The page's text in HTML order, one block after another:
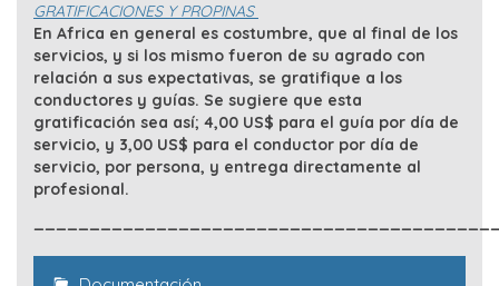
GRATIFICACIONES Y PROPINAS
En Africa en general es costumbre, que al final de los
servicios, y si los mismo fueron de su agrado con
relación a sus expectativas, se gratifique a los
conductores y guías. Se sugiere que esta
gratificación sea así; 4,00 US$ para el guía por día de
servicio, y 3,00 US$ para el conductor por día de
servicio, por persona, y entrega directamente al
profesional.